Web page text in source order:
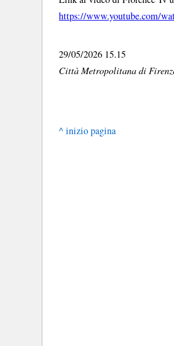
https://www.youtube.com/
29/05/2026 15.15
Città Metropolitana di
^ inizio pagina